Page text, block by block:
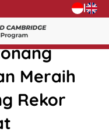
|
Meraih
Rekor